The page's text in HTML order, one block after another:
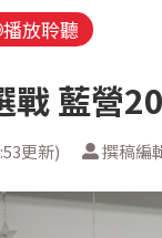
播放聆聽
戰 藍營
更新) 撰稿編